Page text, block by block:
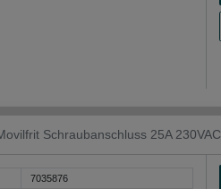
Schraubanschluss 25A 230VAC
7035876